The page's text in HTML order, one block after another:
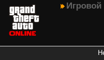
Игровой